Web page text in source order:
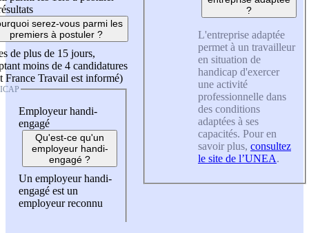
serez-vous parmi les
premiers à postuler ?
de plus de 15 jours,
moins de 4 candidatures
France Travail est informé)
Employeur handi-
engagé
Qu'est-ce qu'un
employeur handi-
engagé ?
Un employeur handi-
engagé est un
employeur reconnu
?
L'entreprise adaptée
permet à un travailleur
en situation de
handicap d'exercer
une activité
professionnelle dans
des conditions
adaptées à ses
capacités. Pour en
savoir plus, consultez
le site de l’UNEA.